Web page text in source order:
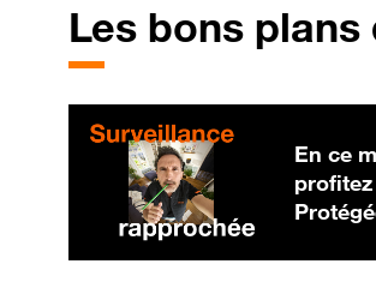
Les bons
En ce